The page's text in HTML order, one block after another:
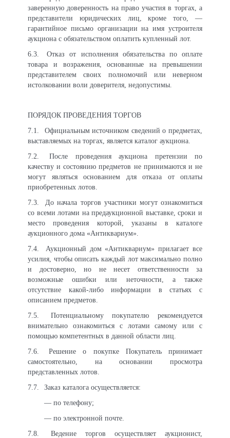
заверенную доверенность на право участия в торгах, а
представители юридических лиц, кроме того, —
гарантийное письмо организации на имя устроителя
аукциона с обязательством оплатить купленный лот.
6.3.
Отказ от исполнения обязательства по оплате
товара и возражения, основанные на превышении
представителем своих полномочий или неверном
истолковании воли доверителя, недопустимы.
ПОРЯДОК ПРОВЕДЕНИЯ ТОРГОВ
7.1.
Официальным источником сведений о предметах,
выставляемых на торгах, является каталог аукциона.
7.2.
После проведения аукциона претензии по
качеству и состоянию предметов не принимаются и не
могут являться основанием для отказа от оплаты
приобретенных лотов.
7.3.
До начала торгов участники могут ознакомиться
со всеми лотами на предаукционной выставке, сроки и
место проведения которой, указаны в каталоге
аукционного дома «Антиквариум».
7.4.
Аукционный дом «Антиквариум» прилагает все
усилия, чтобы описать каждый лот максимально полно
и достоверно, но не несет ответственности за
возможные ошибки или неточности, а также
отсутствие какой-либо информации в статьях с
описанием предметов.
7.5.
Потенциальному покупателю рекомендуется
внимательно ознакомиться с лотами самому или с
помощью компетентных в данной области лиц.
7.6.
Решение о покупке Покупатель принимает
самостоятельно, на основании просмотра
представленных лотов.
7.7.
Заказ каталога осуществляется:
— по телефону;
— по электронной почте.
7.8.
Ведение торгов осуществляет аукционист,